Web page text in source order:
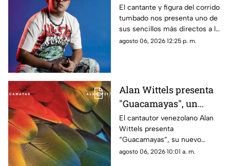
cuando el amor se
vuelve dulce venganza
El cantante y figura del corrido
tumbado nos presenta uno de
sus sencillos más directos a la
fecha, pues amparado por su
importar lo que digan los
demás
agosto 06, 2026 12:25 p. m.
Alan Wittels presenta
"Guacamayas", un
homenaje musical a la
identidad, las nostalgia
y el sentido de
pertenencia
El cantautor venezolano Alan
Wittels presenta
“Guacamayas”, su nuevo
sencillo disponible a partir del
agosto 06, 2026 10:01 a. m.